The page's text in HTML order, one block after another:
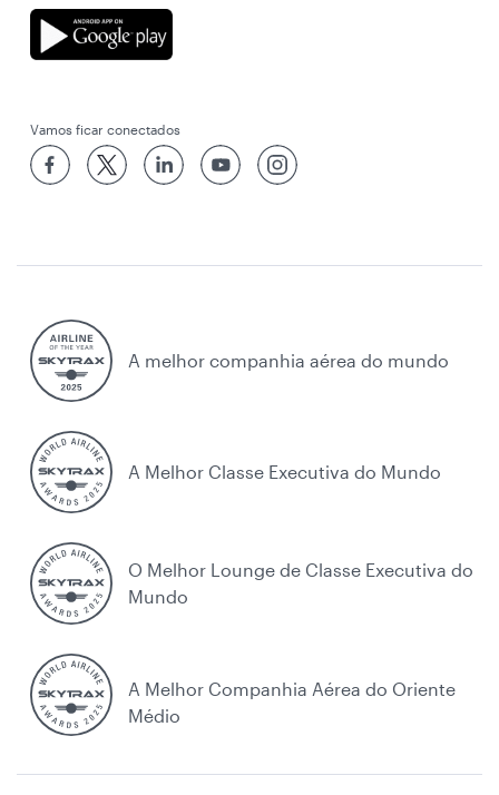
Vamos ficar conectados
A melhor companhia aérea do mundo
A Melhor Classe Executiva do Mundo
O Melhor Lounge de Classe Executiva do
Mundo
A Melhor Companhia Aérea do Oriente
Médio